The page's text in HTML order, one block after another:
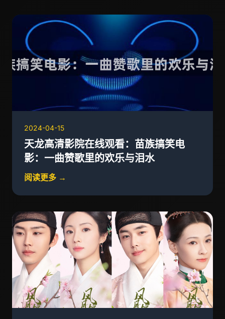
2024-04-15
天龙高清影院在线观看：苗族搞笑电
影：一曲赞歌里的欢乐与泪水
阅读更多 →